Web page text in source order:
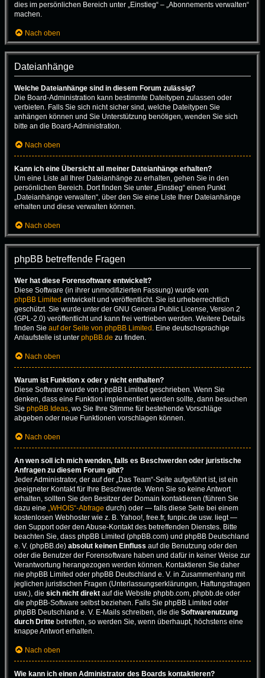
dies im persönlichen Bereich unter „Einstieg“ – „Abonnements verwalten“
machen.
Nach oben
Dateianhänge
Welche Dateianhänge sind in diesem Forum zulässig?
Die Board-Administration kann bestimmte Dateitypen zulassen oder
verbieten. Falls Sie sich nicht sicher sind, welche Dateitypen Sie
anhängen können und Sie Unterstützung benötigen, wenden Sie sich
bitte an die Board-Administration.
Nach oben
Kann ich eine Übersicht all meiner Dateianhänge erhalten?
Um eine Liste all Ihrer Dateianhänge zu erhalten, gehen Sie in den
persönlichen Bereich. Dort finden Sie unter „Einstieg“ einen Punkt
„Dateianhänge verwalten“, über den Sie eine Liste Ihrer Dateianhänge
erhalten und diese verwalten können.
Nach oben
phpBB betreffende Fragen
Wer hat diese Forensoftware entwickelt?
Diese Software (in ihrer unmodifizierten Fassung) wurde von
phpBB Limited entwickelt und veröffentlicht. Sie ist urheberrechtlich
geschützt. Sie wurde unter der GNU General Public License, Version 2
(GPL-2.0) veröffentlicht und kann frei vertrieben werden. Weitere Details
finden Sie auf der Seite von phpBB Limited . Eine deutschsprachige
Anlaufstelle ist unter phpBB.de zu finden.
Nach oben
Warum ist Funktion x oder y nicht enthalten?
Diese Software wurde von phpBB Limited geschrieben. Wenn Sie
denken, dass eine Funktion implementiert werden sollte, dann besuchen
Sie phpBB Ideas, wo Sie Ihre Stimme für bestehende Vorschläge
abgeben oder neue Funktionen vorschlagen können.
Nach oben
An wen soll ich mich wenden, falls es Beschwerden oder juristische
Anfragen zu diesem Forum gibt?
Jeder Administrator, der auf der „Das Team“-Seite aufgeführt ist, ist ein
geeigneter Kontakt für Ihre Beschwerde. Wenn Sie so keine Antwort
erhalten, sollten Sie den Besitzer der Domain kontaktieren (führen Sie
dazu eine „WHOIS“-Abfrage durch) oder — falls diese Seite bei einem
kostenlosen Webhoster wie z. B. Yahoo!, free.fr, funpic.de usw. liegt —
den Support oder den Abuse-Kontakt des betreffenden Dienstes. Bitte
beachten Sie, dass phpBB Limited (phpBB.com) und phpBB Deutschland
e. V. (phpBB.de) absolut keinen Einfluss auf die Benutzung oder den
oder die Benutzer der Forensoftware haben und dafür in keiner Weise zur
Verantwortung herangezogen werden können. Kontaktieren Sie daher
nie phpBB Limited oder phpBB Deutschland e. V. in Zusammenhang mit
jeglichen juristischen Fragen (Unterlassungserklärungen, Haftungsfragen
usw.), die sich nicht direkt auf die Website phpbb.com, phpbb.de oder
die phpBB-Software selbst beziehen. Falls Sie phpBB Limited oder
phpBB Deutschland e. V. E-Mails schreiben, die die Softwarenutzung
durch Dritte betreffen, so werden Sie, wenn überhaupt, höchstens eine
knappe Antwort erhalten.
Nach oben
Wie kann ich einen Administrator des Boards kontaktieren?